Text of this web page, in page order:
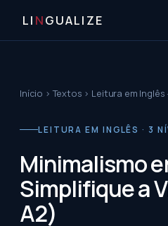
LI NGUALIZE
Início ›Textos › Leitura em Inglês
LEITURA EM INGLÊS · 3
Minimalismo
Simplifique a
A2)